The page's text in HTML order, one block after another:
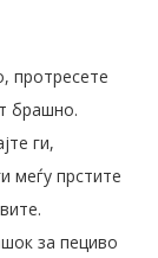
протресете
брашно.
ги,
меѓу прстите
за пециво